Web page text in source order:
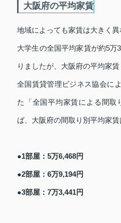
大阪府の平均家賃
地域によっても家賃は大きく異
大学生の全国平均家賃が約5万
りましたが、大阪府の平均家賃
全国賃貸管理ビジネス協会に
た「全国平均家賃による間取
ば、大阪府の間取り別平均家賃
●1部屋：5万6,468円
●2部屋：6万9,194円
●3部屋：7万3,441円